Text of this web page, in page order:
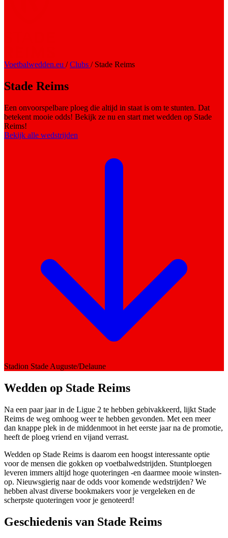
Voetbalwedden.eu / Clubs / Stade Reims
Stade Reims
Een onvoorspelbare ploeg die altijd in staat is om te stunten. Dat
betekent mooie odds! Bekijk ze nu en start met wedden op Stade
Reims!
Bekijk alle wedstrijden
Stadion Stade Auguste/Delaune
Wedden op Stade Reims
Na een paar jaar in de Ligue 2 te hebben gebivakkeerd, lijkt Stade
Reims de weg omhoog weer te hebben gevonden. Met een meer
dan knappe plek in de middenmoot in het eerste jaar na de promotie,
heeft de ploeg vriend en vijand verrast.
Wedden op Stade Reims is daarom een hoogst interessante optie
voor de mensen die gokken op voetbalwedstrijden. Stuntploegen
leveren immers altijd hoge quoteringen -en daarmee mooie winsten-
op. Nieuwsgierig naar de odds voor komende wedstrijden? We
hebben alvast diverse bookmakers voor je vergeleken en de
scherpste quoteringen voor je genoteerd!
Geschiedenis van Stade Reims